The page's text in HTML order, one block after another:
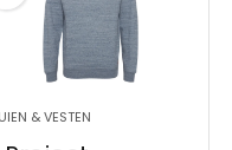
& VESTEN